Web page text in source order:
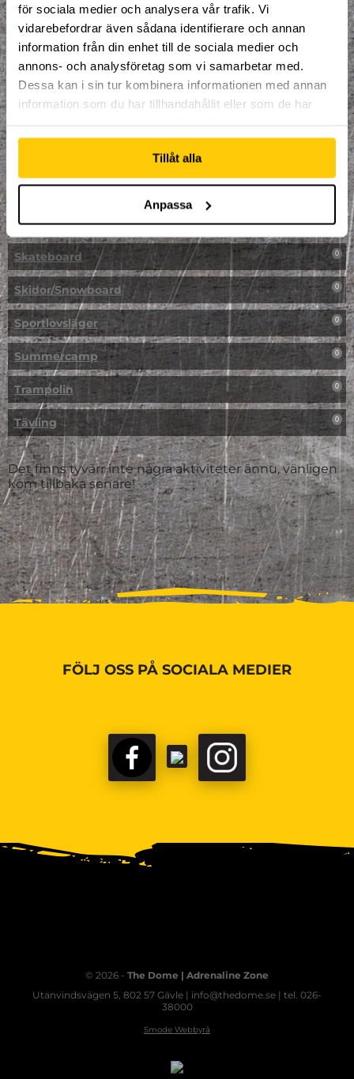
för sociala medier och analysera vår trafik. Vi
vidarebefordrar även sådana identifierare och annan
information från din enhet till de sociala medier och
annons- och analysföretag som vi samarbetar med.
Dessa kan i sin tur kombinera informationen med annan
information som du har tillhandahållit eller som de har
Tillåt alla
Anpassa
LAN
Mässa
Påsk på Dome 0
Påsklovsläger 0
Skateboard 0
Skidor/Snowboard 0
Sportlovsläger 0
Summercamp 0
Trampolin 0
Tävling 0
Det finns tyvärr inte några aktiviteter ännu, vänligen
kom tillbaka senare!
FÖLJ OSS PÅ SOCIALA MEDIER
© 2026 - The Dome | Adrenaline Zone
Utanvindsvägen 5, 802 57 Gävle | info@thedome.se | tel. 026-
38000
Smode Webbyrå